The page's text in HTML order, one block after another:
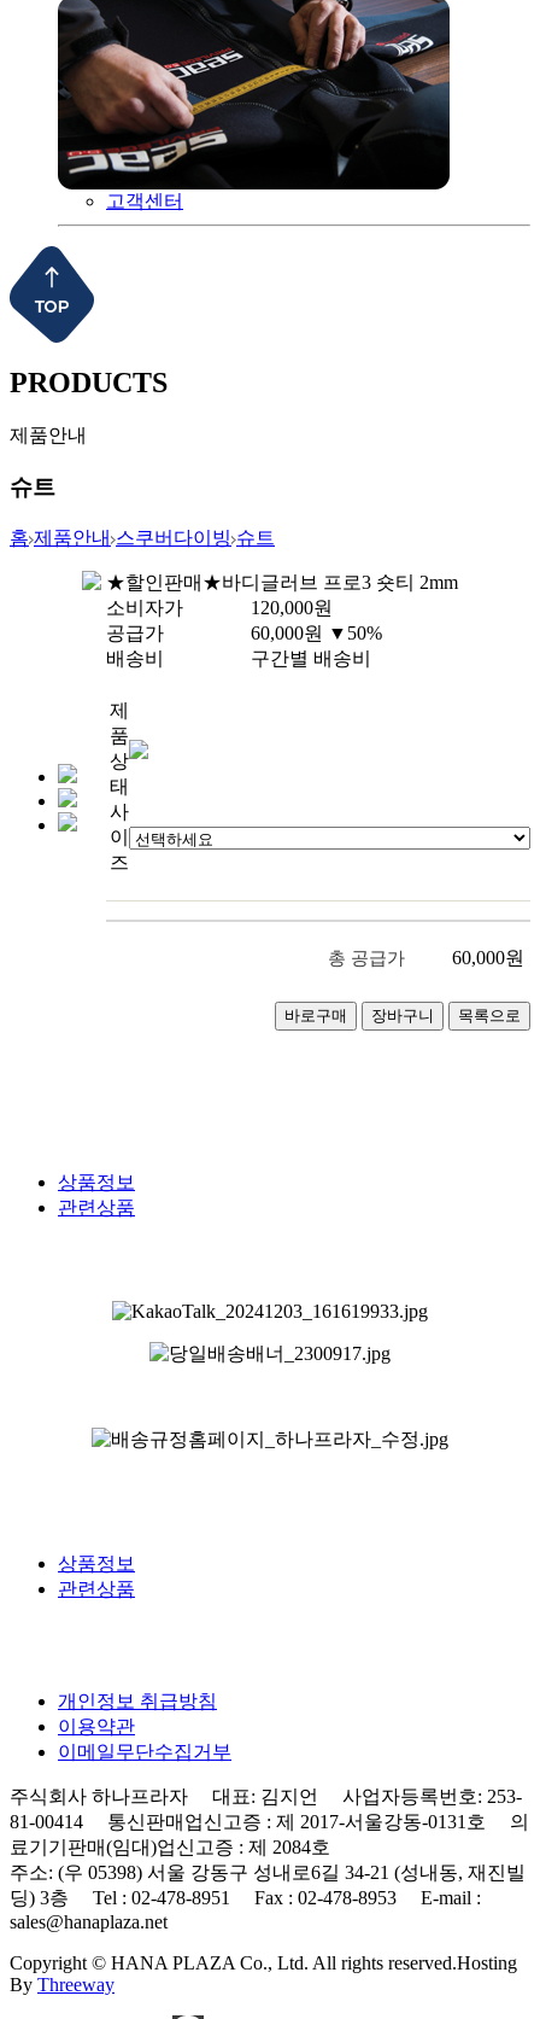
고객센터
PRODUCTS
제품안내
슈트
홈 제품안내 스쿠버다이빙 슈트
★할인판매★바디글러브 프로3 숏티 2mm
소비자가
120,000원
공급가
60,000원 ▼50%
배송비
구간별 배송비
제
품
상
태
사
이
즈
총 공급가 60,000원
상품정보
관련상품
상품정보
관련상품
개인정보 취급방침
이용약관
이메일무단수집거부
주식회사 하나프라자 대표: 김지언 사업자등록번호: 253-
81-00414 통신판매업신고증 : 제 2017-서울강동-0131호 의
료기기판매(임대)업신고증 : 제 2084호
주소: (우 05398) 서울 강동구 성내로6길 34-21 (성내동, 재진빌
딩) 3층 Tel : 02-478-8951 Fax : 02-478-8953 E-mail :
sales@hanaplaza.net
Copyright © HANA PLAZA Co., Ltd. All rights reserved.Hosting
By Threeway